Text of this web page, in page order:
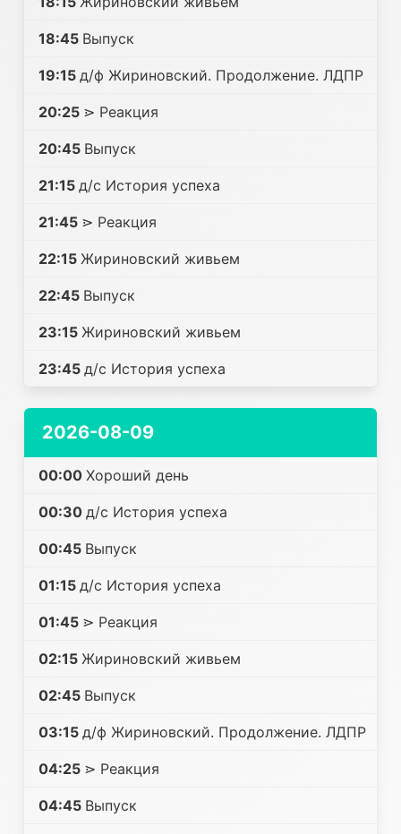
18:45 Выпуск
19:15 д/ф Жириновский. Продолжение. ЛДПР
20:25 ⋗ Реакция
20:45 Выпуск
21:15 д/с История успеха
21:45 ⋗ Реакция
22:15 Жириновский живьем
22:45 Выпуск
23:15 Жириновский живьем
23:45 д/с История успеха
2026-08-09
00:00 Хороший день
00:30 д/с История успеха
00:45 Выпуск
01:15 д/с История успеха
01:45 ⋗ Реакция
02:15 Жириновский живьем
02:45 Выпуск
03:15 д/ф Жириновский. Продолжение. ЛДПР
04:25 ⋗ Реакция
04:45 Выпуск